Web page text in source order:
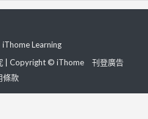
iThome Learning
| Copyright © iThome
刊登廣告
條款